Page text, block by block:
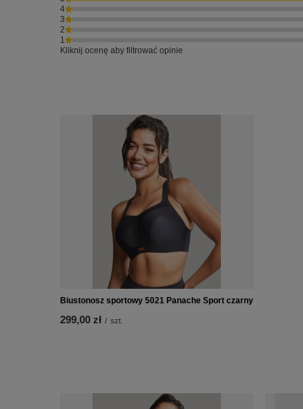
4
3
2
1
Kliknij ocenę aby filtrować opinie
Biustonosz sportowy 5021 Panache Sport czarny
299,00 zł / szt.